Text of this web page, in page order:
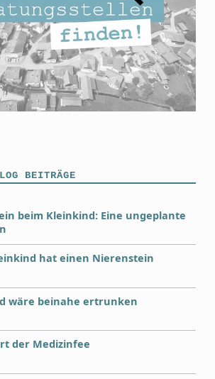
BEITRÄGE
beim Kleinkind: Eine ungeplante
hat einen Nierenstein
wäre beinahe ertrunken
der Medizinfee